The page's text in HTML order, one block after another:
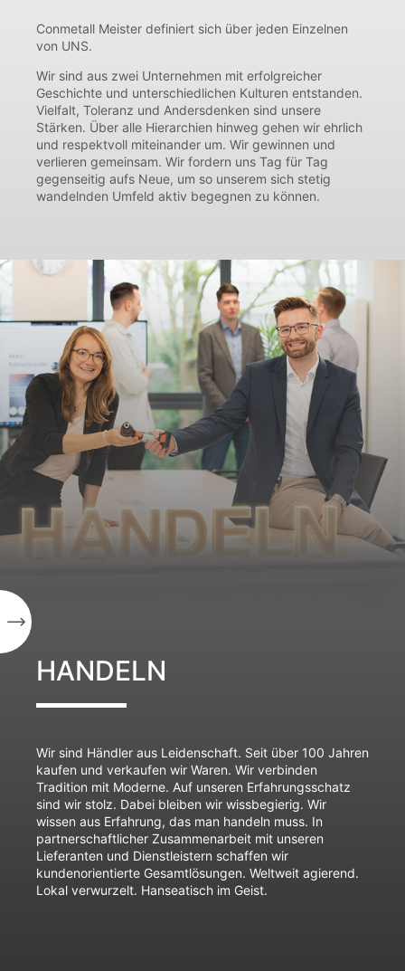
Conmetall Meister definiert sich über jeden Einzelnen
von UNS.
Wir sind aus zwei Unternehmen mit erfolgreicher
Geschichte und unterschiedlichen Kulturen entstanden.
Vielfalt, Toleranz und Andersdenken sind unsere
Stärken. Über alle Hierarchien hinweg gehen wir ehrlich
und respektvoll miteinander um. Wir gewinnen und
verlieren gemeinsam. Wir fordern uns Tag für Tag
gegenseitig aufs Neue, um so unserem sich stetig
wandelnden Umfeld aktiv begegnen zu können.
HANDELN
Wir sind Händler aus Leidenschaft. Seit über 100 Jahren
kaufen und verkaufen wir Waren. Wir verbinden
Tradition mit Moderne. Auf unseren Erfahrungsschatz
sind wir stolz. Dabei bleiben wir wissbegierig. Wir
wissen aus Erfahrung, das man handeln muss. In
partnerschaftlicher Zusammenarbeit mit unseren
Lieferanten und Dienstleistern schaffen wir
kundenorientierte Gesamtlösungen. Weltweit agierend.
Lokal verwurzelt. Hanseatisch im Geist.